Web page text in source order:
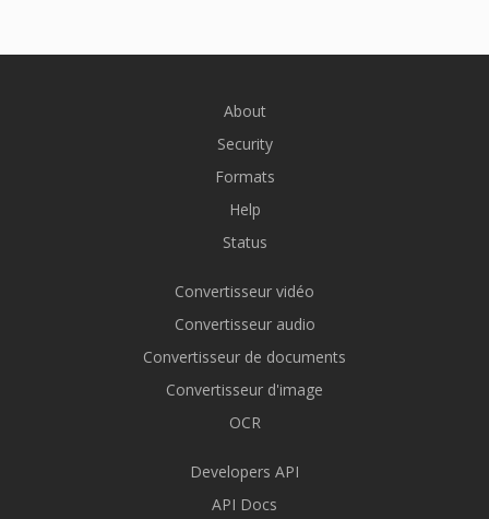
About
Security
Formats
Help
Status
Convertisseur vidéo
Convertisseur audio
Convertisseur de documents
Convertisseur d'image
OCR
Developers API
API Docs